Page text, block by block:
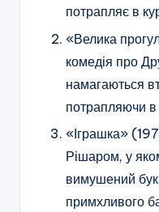
потрапляє в
«Велика
комедія про
намагаються
потрапляючи в
«Іграшка»
Рішаром, у
вимушений
примхливого